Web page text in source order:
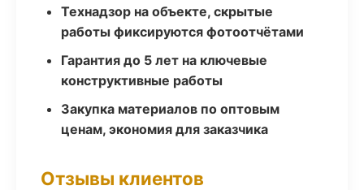
Технадзор на объекте, скрытые
работы фиксируются фотоотчётами
Гарантия до 5 лет на ключевые
конструктивные работы
Закупка материалов по оптовым
ценам, экономия для заказчика
Отзывы клиентов